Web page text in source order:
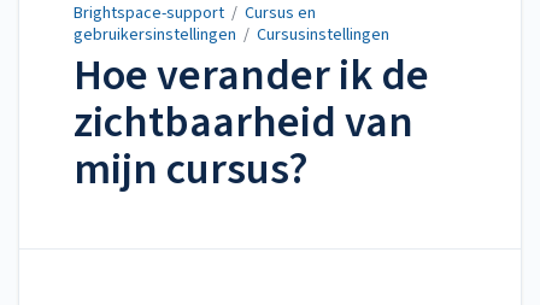
Brightspace-support / Cursus en
gebruikersinstellingen / Cursusinstellingen
Hoe verander ik de
zichtbaarheid van
mijn cursus?